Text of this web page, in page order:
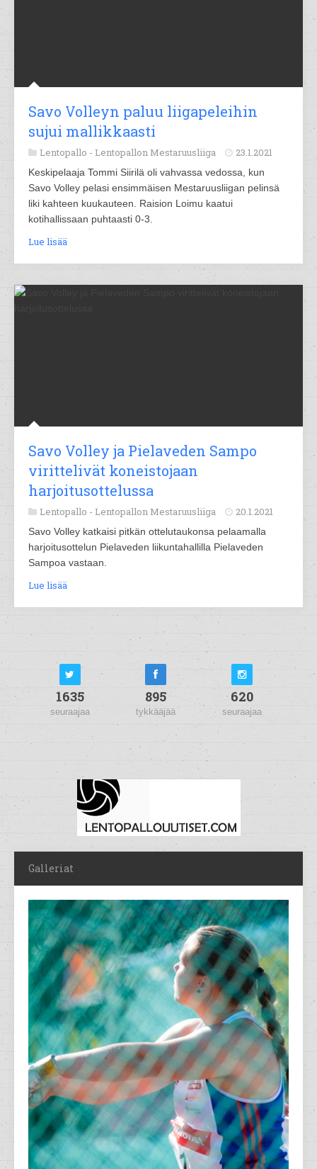
Savo Volleyn paluu liigapeleihin
sujui mallikkaasti
Lentopallo - Lentopallon Mestaruusliiga 23.1.2021
Keskipelaaja Tommi Siirilä oli vahvassa vedossa, kun
Savo Volley pelasi ensimmäisen Mestaruusliigan pelinsä
liki kahteen kuukauteen. Raision Loimu kaatui
kotihallissaan puhtaasti 0-3.
Lue lisää
Savo Volley ja Pielaveden Sampo
virittelivät koneistojaan
harjoitusottelussa
Lentopallo - Lentopallon Mestaruusliiga 20.1.2021
Savo Volley katkaisi pitkän ottelutaukonsa pelaamalla
harjoitusottelun Pielaveden liikuntahallilla Pielaveden
Sampoa vastaan.
Lue lisää
1635
seuraajaa
895
tykkääjää
620
seuraajaa
Galleriat